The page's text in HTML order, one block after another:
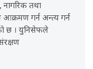
नागरिक तथा
आक्रमण गर्न अन्त्य गर्न
छ । युनिसेफले